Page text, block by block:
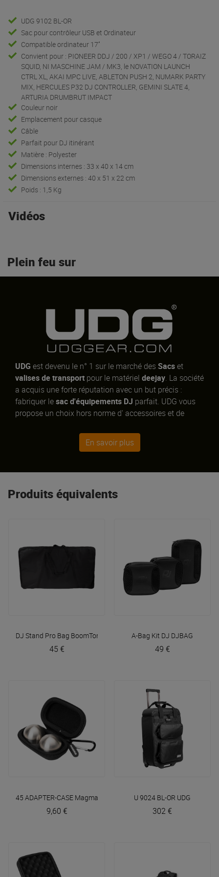
UDG 9102 BL-OR
Sac pour contrôleur USB et Ordinateur
Compatible ordinateur 17’’
Convient pour : PIONEER DDJ / 200 / XP1 / WEGO 4 / TORAIZ
SQUID, NI MASCHINE JAM / MK3, le NOVATION LAUNCH
CTRL XL, AKAI MPC LIVE, ABLETON PUSH 2, NUMARK PARTY
MIX, HERCULES P32 DJ CONTROLLER, GEMINI SLATE 4,
ARTURIA DRUMBRUT IMPACT
Couleur noir
Emplacement pour casque
Câble
Parfait pour DJ itinérant
Matière : Polyester
Dimensions internes : 33 x 40 x 14 cm
Dimensions externes : 40 x 51 x 22 cm
Poids : 1,5 Kg
Vidéos
Plein feu sur
UDG est devenu le n° 1 sur le marché des Sacset
valises de transport pour le matériel deejay. La société
a acquis une forte réputation avec un but précis :
fabriquer lesac d'équipements DJ parfait. UDG vous
propose un choix hors norme d' accessoires et de
En savoir plus
Produits équivalents
DJ Stand Pro Bag BoomTone DJ
45 €
A-Bag Kit DJ DJBAG
49 €
45 ADAPTER-CASE Magma Bags
9,60 €
U 9024 BL-OR UDG
302 €